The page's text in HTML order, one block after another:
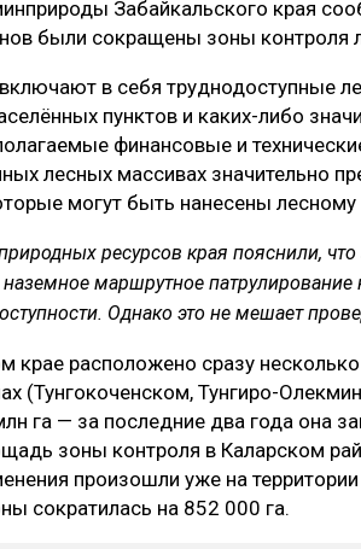
И ЗАЩИТА
ДРЕВЕСНЫХ ПЛИТ
СУШКА
Забайкальского края
были сокращены зоны контроля
в себя труднодоступные
пунктов и каких-либо
финансовые и
лесных массивах значительно
могут быть нанесены
ресурсов края пояснили, что
наземное маршрутное патрулирование
. Однако это не мешает
крае расположено сразу
(Тунгокоченском, Тунгиро-
га — за последние два года она
зоны контроля в Каларском
произошли уже на
сократилась на 852 000 га.